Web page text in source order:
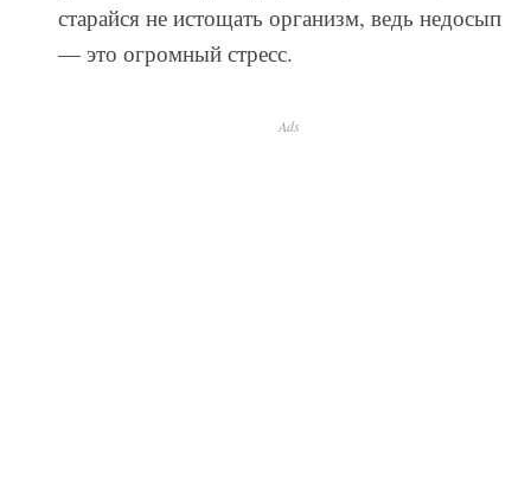
старайся не истощать организм, ведь недосып
— это огромный стресс.
Ads